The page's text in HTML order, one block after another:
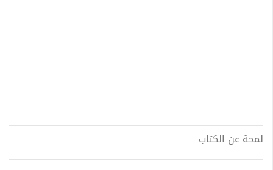
لمحة عن الكتاب